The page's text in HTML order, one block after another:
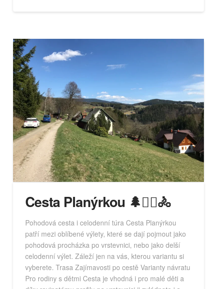
Cesta Planýrkou 🌲🚶‍♂️🚴
Pohodová cesta i celodenní túra Cesta Planýrkou
patří mezi oblíbené výlety, které se dají pojmout jako
pohodová procházka po vrstevnici, nebo jako delší
celodenní výlet. Záleží jen na vás, kterou variantu si
vyberete. Trasa Zajímavosti po cestě Varianty návratu
Pro rodiny s dětmi Cesta je vhodná i pro malé děti a